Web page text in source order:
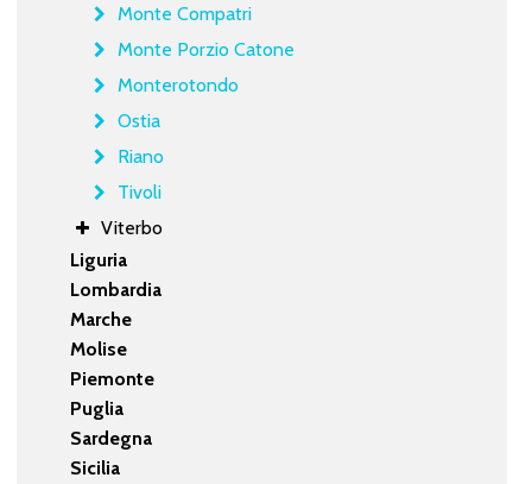
Monte Compatri
Monte Porzio Catone
Monterotondo
Ostia
Riano
Tivoli
Viterbo
Liguria
Lombardia
Marche
Molise
Piemonte
Puglia
Sardegna
Sicilia